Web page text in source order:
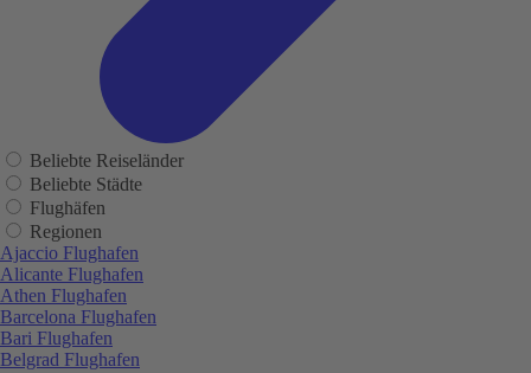
Beliebte Reiseländer
Beliebte Städte
Flughäfen
Regionen
Ajaccio Flughafen
Alicante Flughafen
Athen Flughafen
Barcelona Flughafen
Bari Flughafen
Belgrad Flughafen